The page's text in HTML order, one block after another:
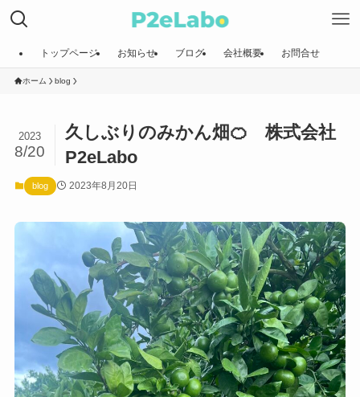
トップページ お知らせ ブログ 会社概要 お問合せ
ホーム blog
久しぶりのみかん畑🍊 株式会社
P2eLabo
2023
8/20
blog 2023年8月20日